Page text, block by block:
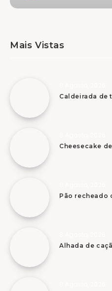
Mais Vistas
Caldeirada de
Cheesecake
Pão recheado
Alhada de